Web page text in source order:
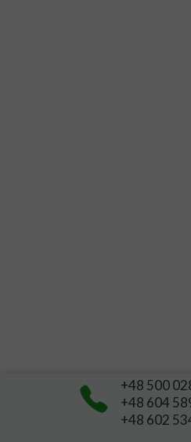
+48 604
+48 500
+48 602